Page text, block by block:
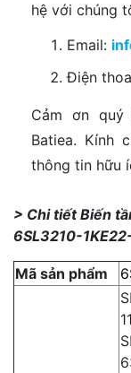
hệ với chúng
Email:
Điện
Cảm ơn quý
Batiea. Kính
thông tin hữu
> Chi tiết Biến
6SL3210-
Mã sản phẩm